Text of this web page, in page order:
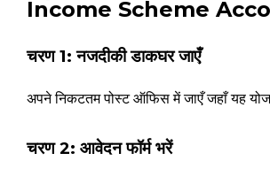
Income Scheme
चरण 1: नजदीकी डाकघर जाएँ
अपने निकटतम पोस्ट ऑफिस में जाएँ जहाँ यह
चरण 2: आवेदन फॉर्म भरें